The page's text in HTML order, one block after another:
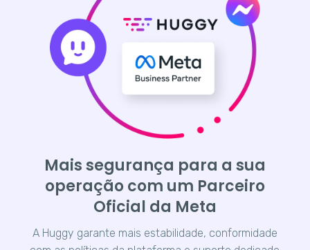
Mais segurança para a sua
operação com um Parceiro
Oficial da Meta
A Huggy garante mais estabilidade, conformidade